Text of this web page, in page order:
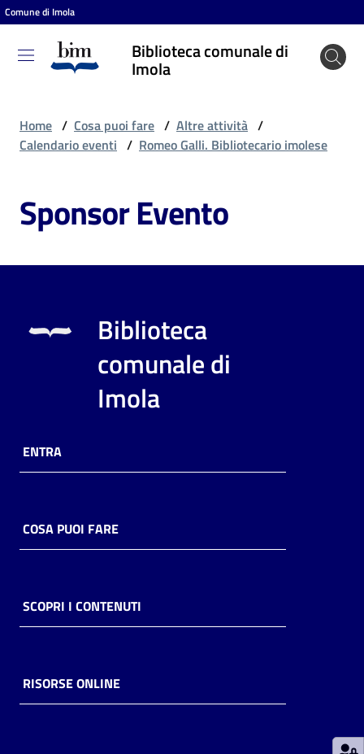
Vai al contenuto
Vai alla navigazione
Vai al footer
Comune di Imola
Biblioteca comunale di
Imola
Biblioteca
comunale
puoi
Risorse
online
Casa
Piani
storico
Home / Cosa puoi fare / Altre attività /
Calendario eventi / Romeo Galli. Bibliotecario imolese
Sponsor Evento
Biblioteca
comunale di
Imola
ENTRA
COSA PUOI FARE
SCOPRI I CONTENUTI
RISORSE ONLINE